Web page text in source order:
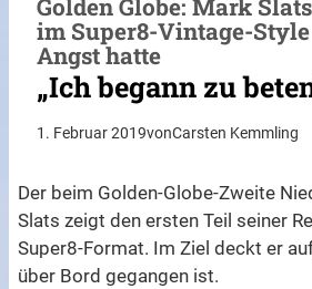
Golden Globe: Mark
im Super8-Vintage-
Angst hatte
„Ich begann zu
1. Februar 2019vonCarsten Kemmling
Der beim Golden-Globe-Zweite
Slats zeigt den ersten Teil seiner
Super8-Format. Im Ziel deckt er
über Bord gegangen ist.